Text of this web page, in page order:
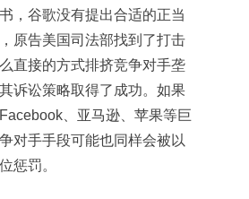
，谷歌没有提出合适的正当
原告美国司法部找到了打击
直接的方式排挤竞争对手垄
诉讼策略取得了成功。如果
、亚马逊、苹果等巨
对手手段可能也同样会被以
惩罚。